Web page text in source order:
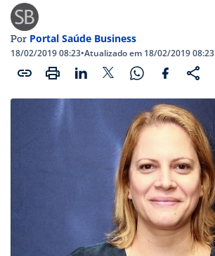
Por Portal Saúde Business
18/02/2019 08:23•Atualizado em 18/02/2019 08:23